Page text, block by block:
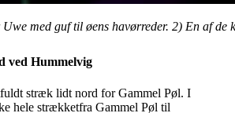
med guf til øens havørreder. 2) En af de
ved Hummelvig
stræk lidt nord for Gammel Pøl. I
hele strækketfra Gammel Pøl til